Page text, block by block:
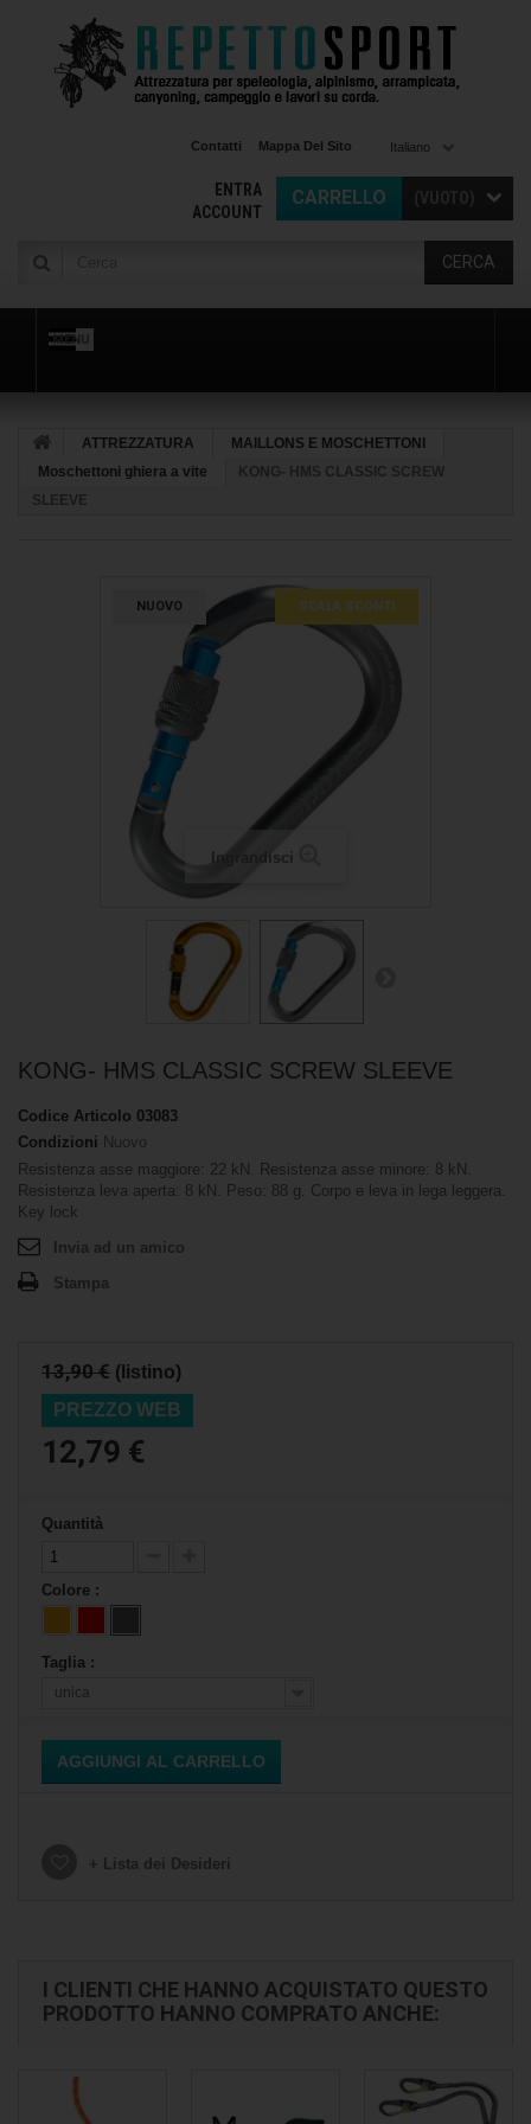
Italiano
Contatti Mappa Del Sito
CARRELLO
ENTRA
ACCOUNT
CERCA
MENU
ATTREZZATURA
MAILLONS E MOSCHETTONI
Moschettoni ghiera a vite
KONG- HMS CLASSIC SCREW
SLEEVE
NUOVO SCALA SCONTI
Ingrandisci
KONG- HMS CLASSIC SCREW SLEEVE
Codice Articolo 03083
Condizioni Nuovo
Resistenza asse maggiore: 22 kN. Resistenza asse minore: 8 kN.
Resistenza leva aperta: 8 kN. Peso: 88 g. Corpo e leva in lega leggera.
Key lock
Invia ad un amico
Stampa
13,90 € (listino)
PREZZO WEB
12,79 €
Quantità
Colore :
Taglia :
unica
AGGIUNGI AL CARRELLO
+ Lista dei Desideri
I CLIENTI CHE HANNO ACQUISTATO QUESTO
PRODOTTO HANNO COMPRATO ANCHE: